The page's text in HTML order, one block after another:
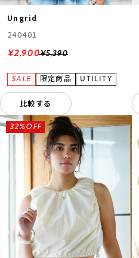
Ungrid
240401
¥5,390
¥2,900
比較する
32%OFF